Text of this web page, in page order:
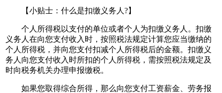
【小贴士：什么是扣缴义务人?】
个人所得税以支付的单位或者个人为扣缴义务人。扣缴
义务人在向您支付收入时，按照税法规定计算您应当缴纳的
个人所得税，并向您支付扣减个人所得税后的金额。扣缴义
务人向您支付收入时所扣的个人所得税，需按照税法规定及
时向税务机关办理申报缴税。
如果您取得综合所得，那么向您支付工资薪金、劳务报